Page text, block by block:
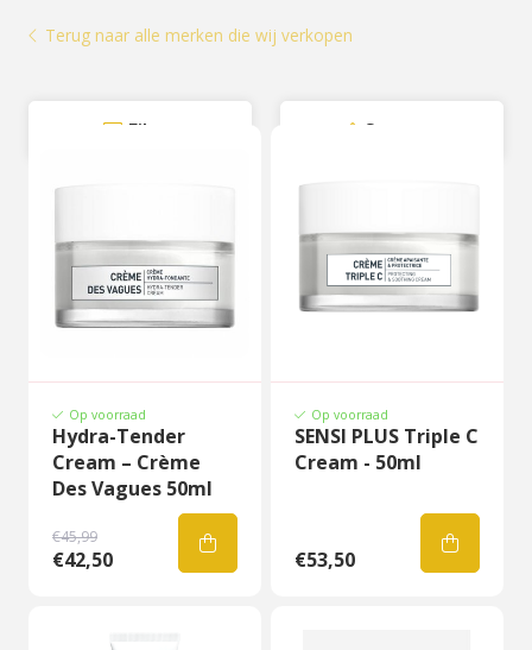
Terug naar alle merken die wij verkopen
Filter Sorteer
Op voorraad
Hydra-Tender
Cream – Crème
Des Vagues 50ml
€45,99
€42,50
Op voorraad
SENSI PLUS Triple C
Cream - 50ml
€53,50